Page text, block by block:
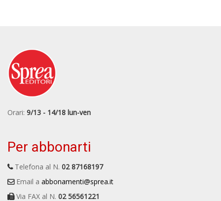
Orari: 9/13 - 14/18 lun-ven
Per abbonarti
Telefona al N. 02 87168197
Email a abbonamenti@sprea.it
Via FAX al N. 02 56561221